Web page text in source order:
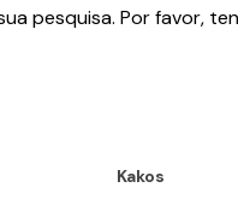
pesquisa. Por favor,
Kakos